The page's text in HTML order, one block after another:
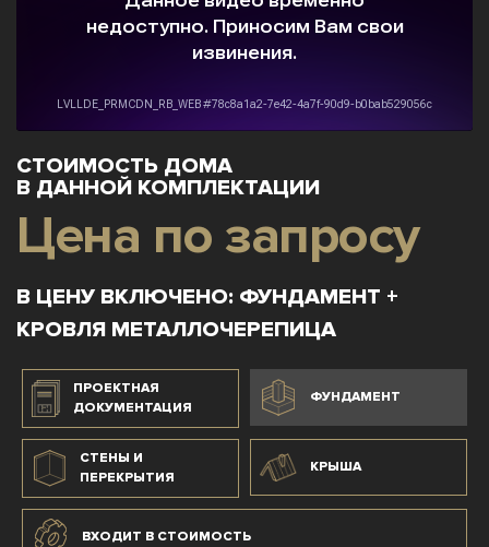
СТОИМОСТЬ ДОМА
В ДАННОЙ КОМПЛЕКТАЦИИ
Цена по запросу
В ЦЕНУ ВКЛЮЧЕНО: ФУНДАМЕНТ +
КРОВЛЯ МЕТАЛЛОЧЕРЕПИЦА
ПРОЕКТНАЯ
ДОКУМЕНТАЦИЯ
ФУНДАМЕНТ
СТЕНЫ И
ПЕРЕКРЫТИЯ
КРЫША
ВХОДИТ В СТОИМОСТЬ